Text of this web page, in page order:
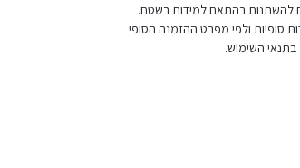
להשתנות בהתאם למידות בשטח.
סופיות ולפי מפרט ההזמנה הסופי
השימוש.